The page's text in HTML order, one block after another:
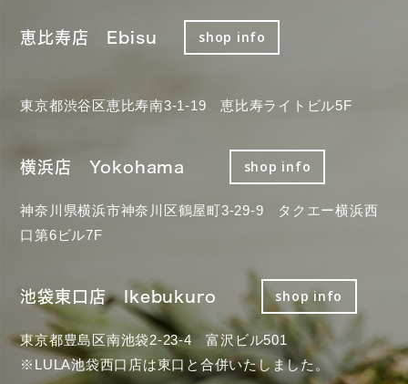
恵比寿店 Ebisu shop info
東京都渋谷区恵比寿南3-1-19 恵比寿ライトビル5F
横浜店 Yokohama shop info
神奈川県横浜市神奈川区鶴屋町3-29-9 タクエー横浜西
口第6ビル7F
池袋東口店 Ikebukuro shop info
東京都豊島区南池袋2-23-4 富沢ビル501
※LULA池袋西口店は東口と合併いたしました。